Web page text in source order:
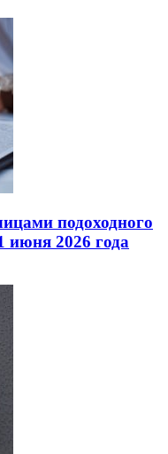
подоходного
июня 2026 года